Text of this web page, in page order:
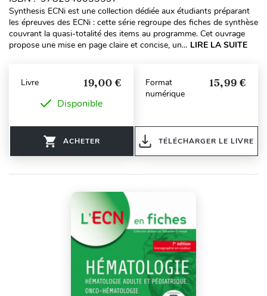
Synthesis ECNi est une collection dédiée aux étudiants préparant
les épreuves des ECNi : cette série regroupe des fiches de synthèse
couvrant la quasi-totalité des items au programme. Cet ouvrage
propose une mise en page claire et concise, un... LIRE LA SUITE
Livre 19,00 €
Disponible
ACHETER
Format
numérique
15,99 €
TÉLÉCHARGER LE LIVRE